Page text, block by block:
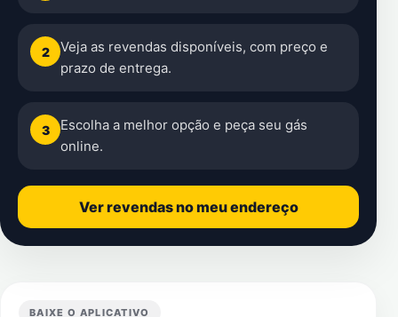
2
Veja as revendas disponíveis, com preço e
prazo de entrega.
3
Escolha a melhor opção e peça seu gás
online.
Ver revendas no meu endereço
BAIXE O APLICATIVO